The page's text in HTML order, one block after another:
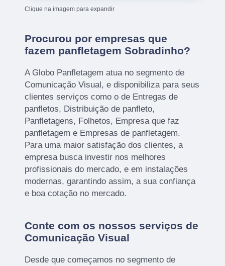
Clique na imagem para expandir
Procurou por empresas que
fazem panfletagem Sobradinho?
A Globo Panfletagem atua no segmento de
Comunicação Visual, e disponibiliza para seus
clientes serviços como o de Entregas de
panfletos, Distribuição de panfleto,
Panfletagens, Folhetos, Empresa que faz
panfletagem e Empresas de panfletagem.
Para uma maior satisfação dos clientes, a
empresa busca investir nos melhores
profissionais do mercado, e em instalações
modernas, garantindo assim, a sua confiança
e boa cotação no mercado.
Conte com os nossos serviços de
Comunicação Visual
Desde que começamos no segmento de